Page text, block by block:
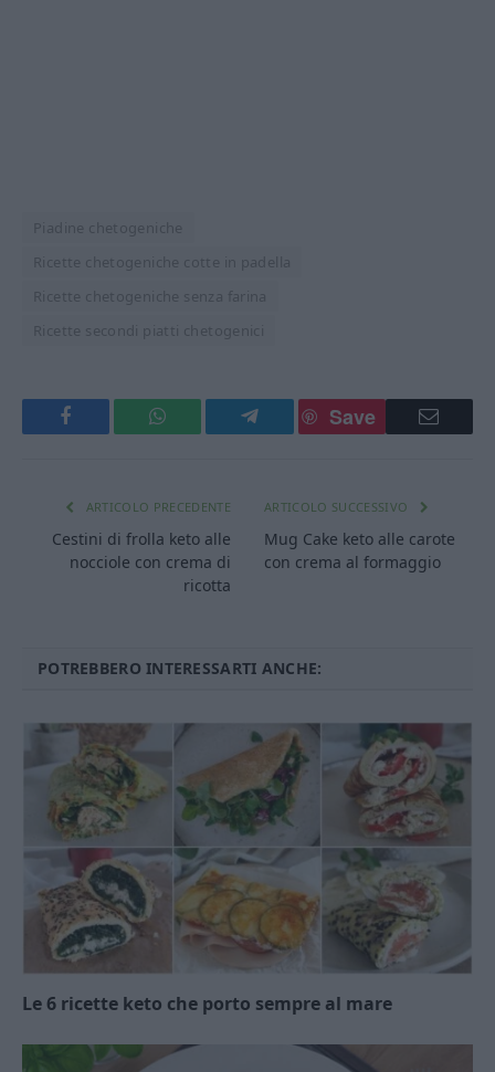
Piadine chetogeniche
Ricette chetogeniche cotte in padella
Ricette chetogeniche senza farina
Ricette secondi piatti chetogenici
Facebook WhatsApp Telegram
Save
Email
ARTICOLO PRECEDENTE
Cestini di frolla keto alle
nocciole con crema di
ricotta
ARTICOLO SUCCESSIVO
Mug Cake keto alle carote
con crema al formaggio
POTREBBERO INTERESSARTI ANCHE:
Le 6 ricette keto che porto sempre al mare